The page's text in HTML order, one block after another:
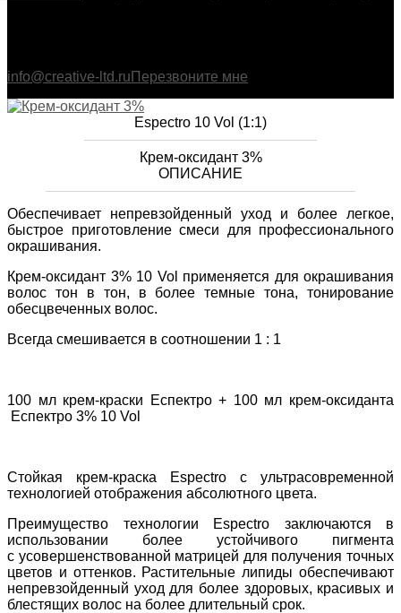
info@creative-ltd.ru Перезвоните мне
Espectro 10 Vol (1:1)
Крем-оксидант 3%
ОПИСАНИЕ
Обеспечивает непревзойденный уход и более легкое,
быстрое приготовление смеси для профессионального
окрашивания.
Крем-оксидант 3% 10 Vol применяется для окрашивания
волос тон в тон, в более темные тона, тонирование
обесцвеченных волос.
Всегда смешивается в соотношении 1 : 1
100 мл крем-краски Еспектро + 100 мл крем-оксиданта
Еспектро 3% 10 Vol
Стойкая крем-краска Espectro с ультрасовременной
технологией отображения абсолютного цвета.
Преимущество технологии Espectro заключаются в
использовании более устойчивого пигмента
с усовершенствованной матрицей для получения точных
цветов и оттенков. Растительные липиды обеспечивают
непревзойденный уход для более здоровых, красивых и
блестящих волос на более длительный срок.